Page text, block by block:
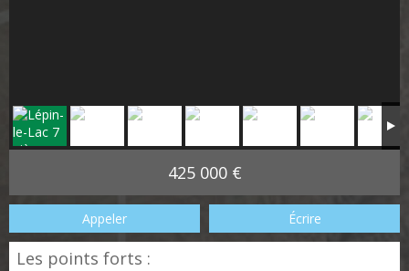
425 000 €
Appeler Écrire
Les points forts :